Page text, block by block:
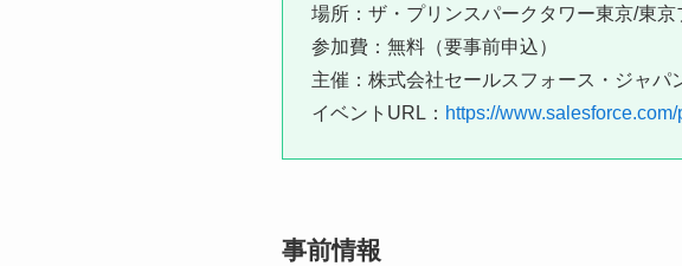
場所：ザ・プリンスパークタワー東京/東
参加費：無料（要事前申込）
主催：株式会社セールスフォース・ジャパ
イベントURL： https://
事前情報